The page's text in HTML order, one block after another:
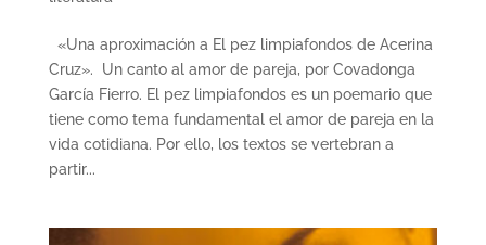
«Una aproximación a El pez limpiafondos de Acerina
Cruz». Un canto al amor de pareja, por Covadonga
García Fierro. El pez limpiafondos es un poemario que
tiene como tema fundamental el amor de pareja en la
vida cotidiana. Por ello, los textos se vertebran a
partir...